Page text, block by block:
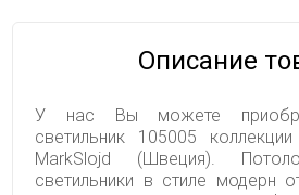
Описание
У нас Вы можете
светильник 105005
MarkSlojd (Швеция).
светильники в стиле модерн